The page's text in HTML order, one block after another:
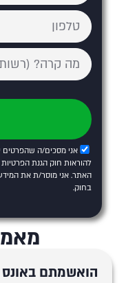
אני מסכים/ה שהפרטים
להוראות חוק הגנת
האתר. אני מוסר/ת את המידע
בחוק.
הואשמתם באונס